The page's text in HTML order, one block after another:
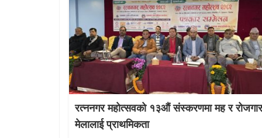
रत्ननगर महोत्सवको १३औं संस्करणमा मह र रोजगार
मेलालाई प्राथमिकता